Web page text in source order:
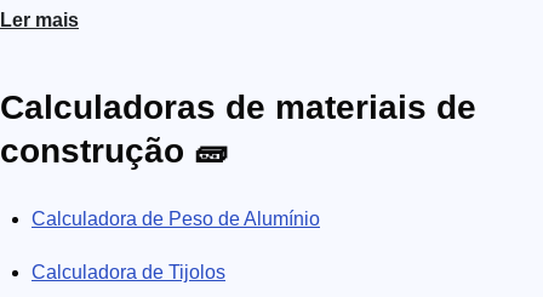
ajudaremos. Essas calculadoras de construção on-line foram
nossas ferramentas, desde calculadoras de cimento e
concreto, a calculadoras de telhado ou de especificações de
tempo e dinheiro. Conosco, você nunca mais extrapolará seus
Ler mais
Calculadoras de materiais de
construção 🧱
Calculadora de Peso de Alumínio
Calculadora de Tijolos